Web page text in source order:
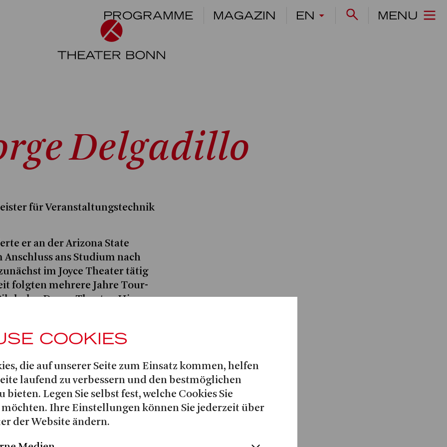
PROGRAMME MAGAZIN EN MENU
Delgadillo
für Veranstaltungstechnik
er an der Arizona State
ans Studium nach
im Joyce Theater tätig
folgten mehrere Jahre Tour-
Dance Theater. Hier war
und später als
Produktion SHADOWLAND
kam er erstmals nach
entschieden, zu bleiben. Es
Stationen in Deutschland (z.
in Köln).
am Theater Bonn tätig
für Veranstaltungstechnik
COOKIES
die auf unserer Seite zum Einsatz kommen, helfen
laufend zu verbessern und den bestmöglichen
bieten. Legen Sie selbst fest, welche Cookies Sie
möchten. Ihre Einstellungen können Sie jederzeit über
der Website ändern.